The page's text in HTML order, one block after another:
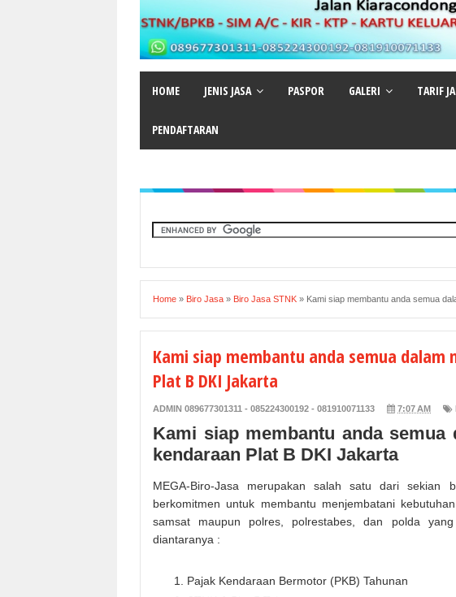
HOME JENIS JASA PASPOR GALERI TARIF
PENDAFTARAN
Home » Biro Jasa » Biro Jasa STNK » Kami siap membantu anda semua
Kami siap membantu anda semua dalam
Plat B DKI Jakarta
ADMIN 089677301311 - 085224300192 - 081910071133 7:07 AM
Kami siap membantu anda semua
kendaraan Plat B DKI Jakarta
MEGA-Biro-Jasa merupakan salah satu dari
berkomitmen untuk membantu menjembatani
samsat maupun polres, polrestabes, dan polda
diantaranya :
Pajak Kendaraan Bermotor (PKB) Tahunan